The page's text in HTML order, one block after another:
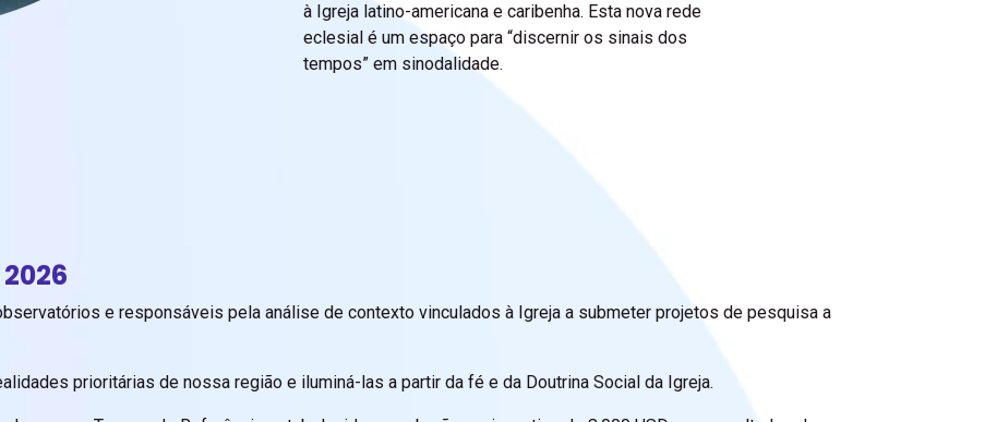
à Igreja latino-americana e caribenha. Esta nova rede
eclesial é um espaço para “discernir os sinais dos
tempos” em sinodalidade.
e responsáveis pela análise de contexto vinculados à Igreja a submeter projetos de pesquisa a
prioritárias de nossa região e iluminá-las a partir da fé e da Doutrina Social da Igreja.